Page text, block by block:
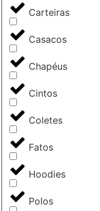
Carteiras
Casacos
Chapéus
Cintos
Coletes
Fatos
Hoodies
Polos